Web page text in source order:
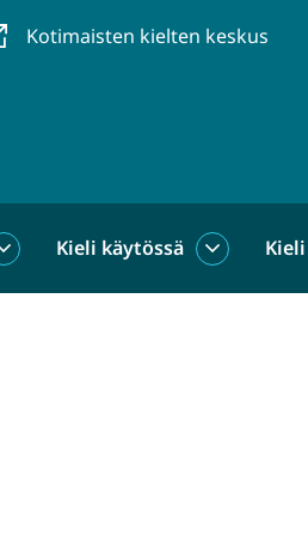
Kotimaisten kielten keskus
KielimuodotKieli käytössä
Kieli